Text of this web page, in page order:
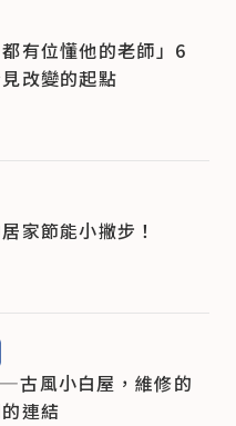
有位懂他的老師」6
改變的起點
家節能小撇步！
古風小白屋，維修的
連結